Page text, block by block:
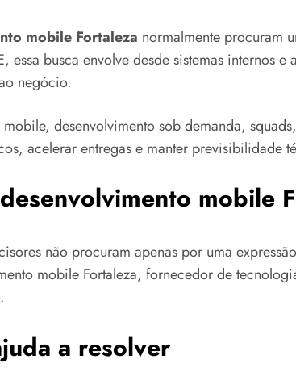
mobile Fortaleza normalmente procuram
essa busca envolve desde sistemas internos
negócio.
desenvolvimento sob demanda,
acelerar entregas e manter previsibilidade
mobile
não procuram apenas por uma
mobile Fortaleza, fornecedor de
a resolver